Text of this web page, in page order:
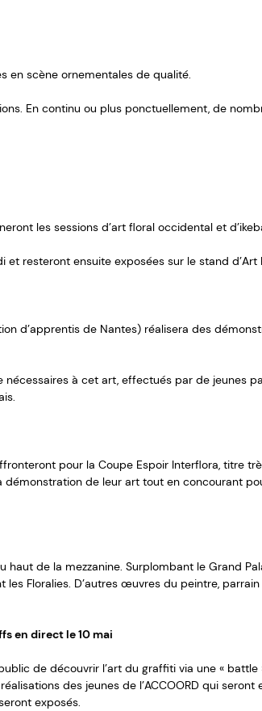
en scène ornementales de qualité.
En continu ou plus ponctuellement, de
les sessions d’art floral occidental et
resteront ensuite exposées sur le stand d’Art
d’apprentis de Nantes) réalisera des
à cet art, effectués par de jeunes
pour la Coupe Espoir Interflora, titre
de leur art tout en concourant
de la mezzanine. Surplombant le Grand
Floralies. D’autres œuvres du peintre,
en direct le 10 mai
de découvrir l’art du graffiti via une «
des jeunes de l’ACCOORD qui
exposés.